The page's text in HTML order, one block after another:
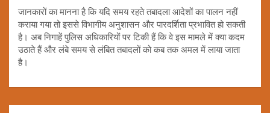
जानकारों का मानना है कि यदि समय रहते तबादला आदेशों का पालन नहीं
कराया गया तो इससे विभागीय अनुशासन और पारदर्शिता प्रभावित हो सकती
है। अब निगाहें पुलिस अधिकारियों पर टिकी हैं कि वे इस मामले में क्या कदम
उठाते हैं और लंबे समय से लंबित तबादलों को कब तक अमल में लाया जाता
है।